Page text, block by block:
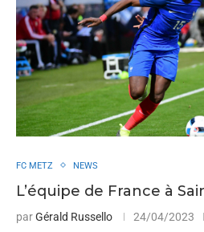
FC METZ NEWS
L’équipe de France à
parGérald Russello 24/04/2023